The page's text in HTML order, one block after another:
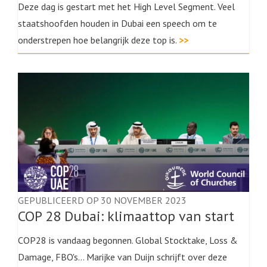
Deze dag is gestart met het High Level Segment. Veel
staatshoofden houden in Dubai een speech om te
onderstrepen hoe belangrijk deze top is. >>
GEPUBLICEERD OP 30 NOVEMBER 2023
COP 28 Dubai: klimaattop van start
COP28 is vandaag begonnen. Global Stocktake, Loss &
Damage, FBO's... Marijke van Duijn schrijft over deze